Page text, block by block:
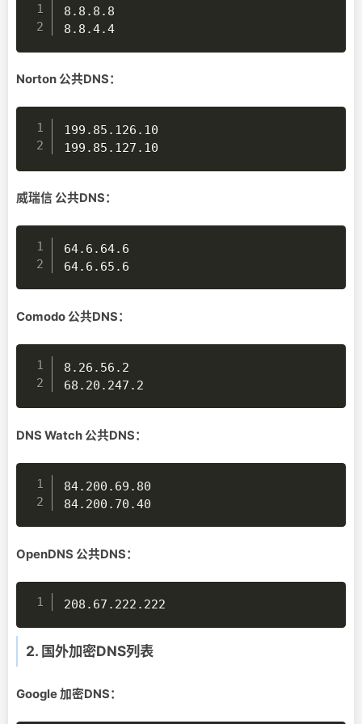
8.8.8.8
8.8.4.4
Norton 公共DNS：
199.85.126.10
199.85.127.10
威瑞信 公共DNS：
64.6.64.6
64.6.65.6
Comodo 公共DNS：
8.26.56.2
68.20.247.2
DNS Watch 公共DNS：
84.200.69.80
84.200.70.40
OpenDNS 公共DNS：
208.67.222.222
2. 国外加密DNS列表
Google 加密DNS：